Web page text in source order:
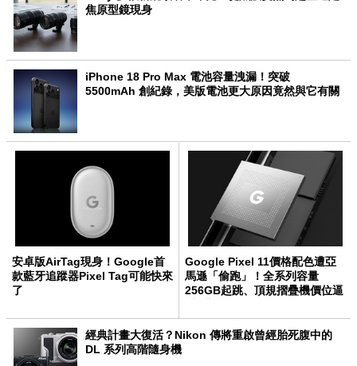
焦原型鏡現身
iPhone 18 Pro Max 電池容量洩漏！突破
5500mAh 創紀錄，美版電池更大原因竟然與它有關
安卓版AirTag現身！Google首
款藍牙追蹤器Pixel Tag可能快來
了
Google Pixel 11價格配色遭亞
馬遜「偷跑」！全系列容量
256GB起跳、頂規摺疊機價位逼
經典計畫大復活？Nikon 傳將重啟曾經胎死腹中的
DL 系列高階隨身機